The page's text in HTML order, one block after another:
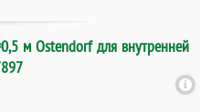
м Ostendorf для внутренней